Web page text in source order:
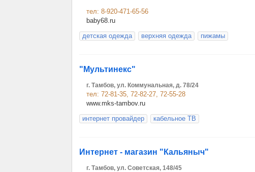
тел: 8-920-471-65-56
baby68.ru
детская одежда
верхняя одежда пижамы
"Мультинекс"
г. Тамбов, ул. Коммунальная, д. 78/24
тел: 72-81-35, 72-82-27, 72-55-28
www.mks-tambov.ru
интернет провайдер
кабельное ТВ
Интернет - магазин "Кальяныч"
г. Тамбов, ул. Советская, 148/45